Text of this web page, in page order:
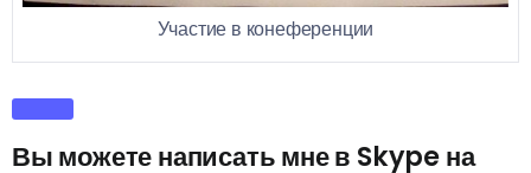
Участие в конеференции
Вы можете написать мне в Skype на